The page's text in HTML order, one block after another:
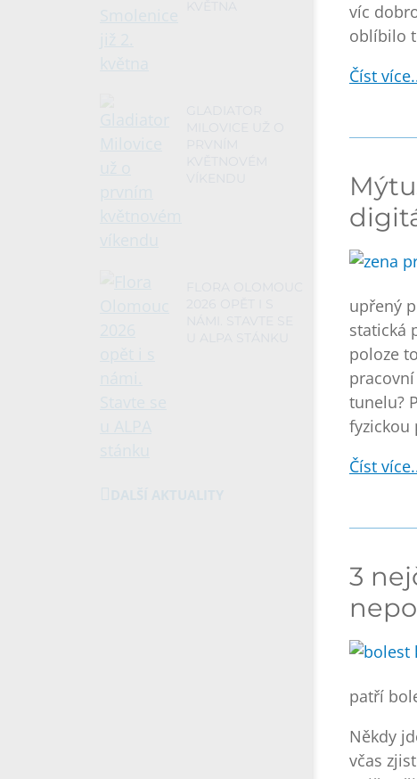
víc
oblíbilo
Číst
upřený
statická
poloze
tunelu?
fyzickou
Číst
3
patří
Někdy
včas